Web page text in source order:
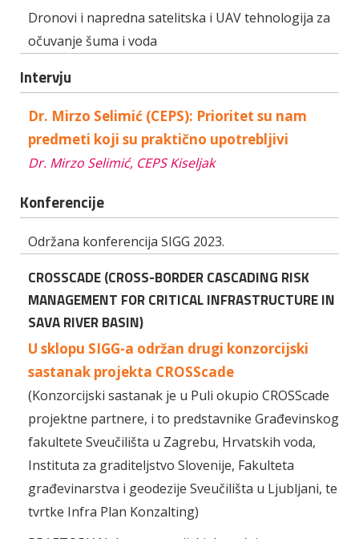
Dronovi i napredna satelitska i UAV tehnologija za
očuvanje šuma i voda
Intervju
Dr. Mirzo Selimić (CEPS): Prioritet su nam
predmeti koji su praktično upotrebljivi
Dr. Mirzo Selimić, CEPS Kiseljak
Konferencije
Održana konferencija SIGG 2023.
CROSSCADE (CROSS-BORDER CASCADING RISK
MANAGEMENT FOR CRITICAL INFRASTRUCTURE IN
SAVA RIVER BASIN)
U sklopu SIGG-a održan drugi konzorcijski
sastanak projekta CROSScade
(Konzorcijski sastanak je u Puli okupio CROSScade
projektne partnere, i to predstavnike Građevinskog
fakultete Sveučilišta u Zagrebu, Hrvatskih voda,
Instituta za graditeljstvo Slovenije, Fakulteta
građevinarstva i geodezije Sveučilišta u Ljubljani, te
tvrtke Infra Plan Konzalting)